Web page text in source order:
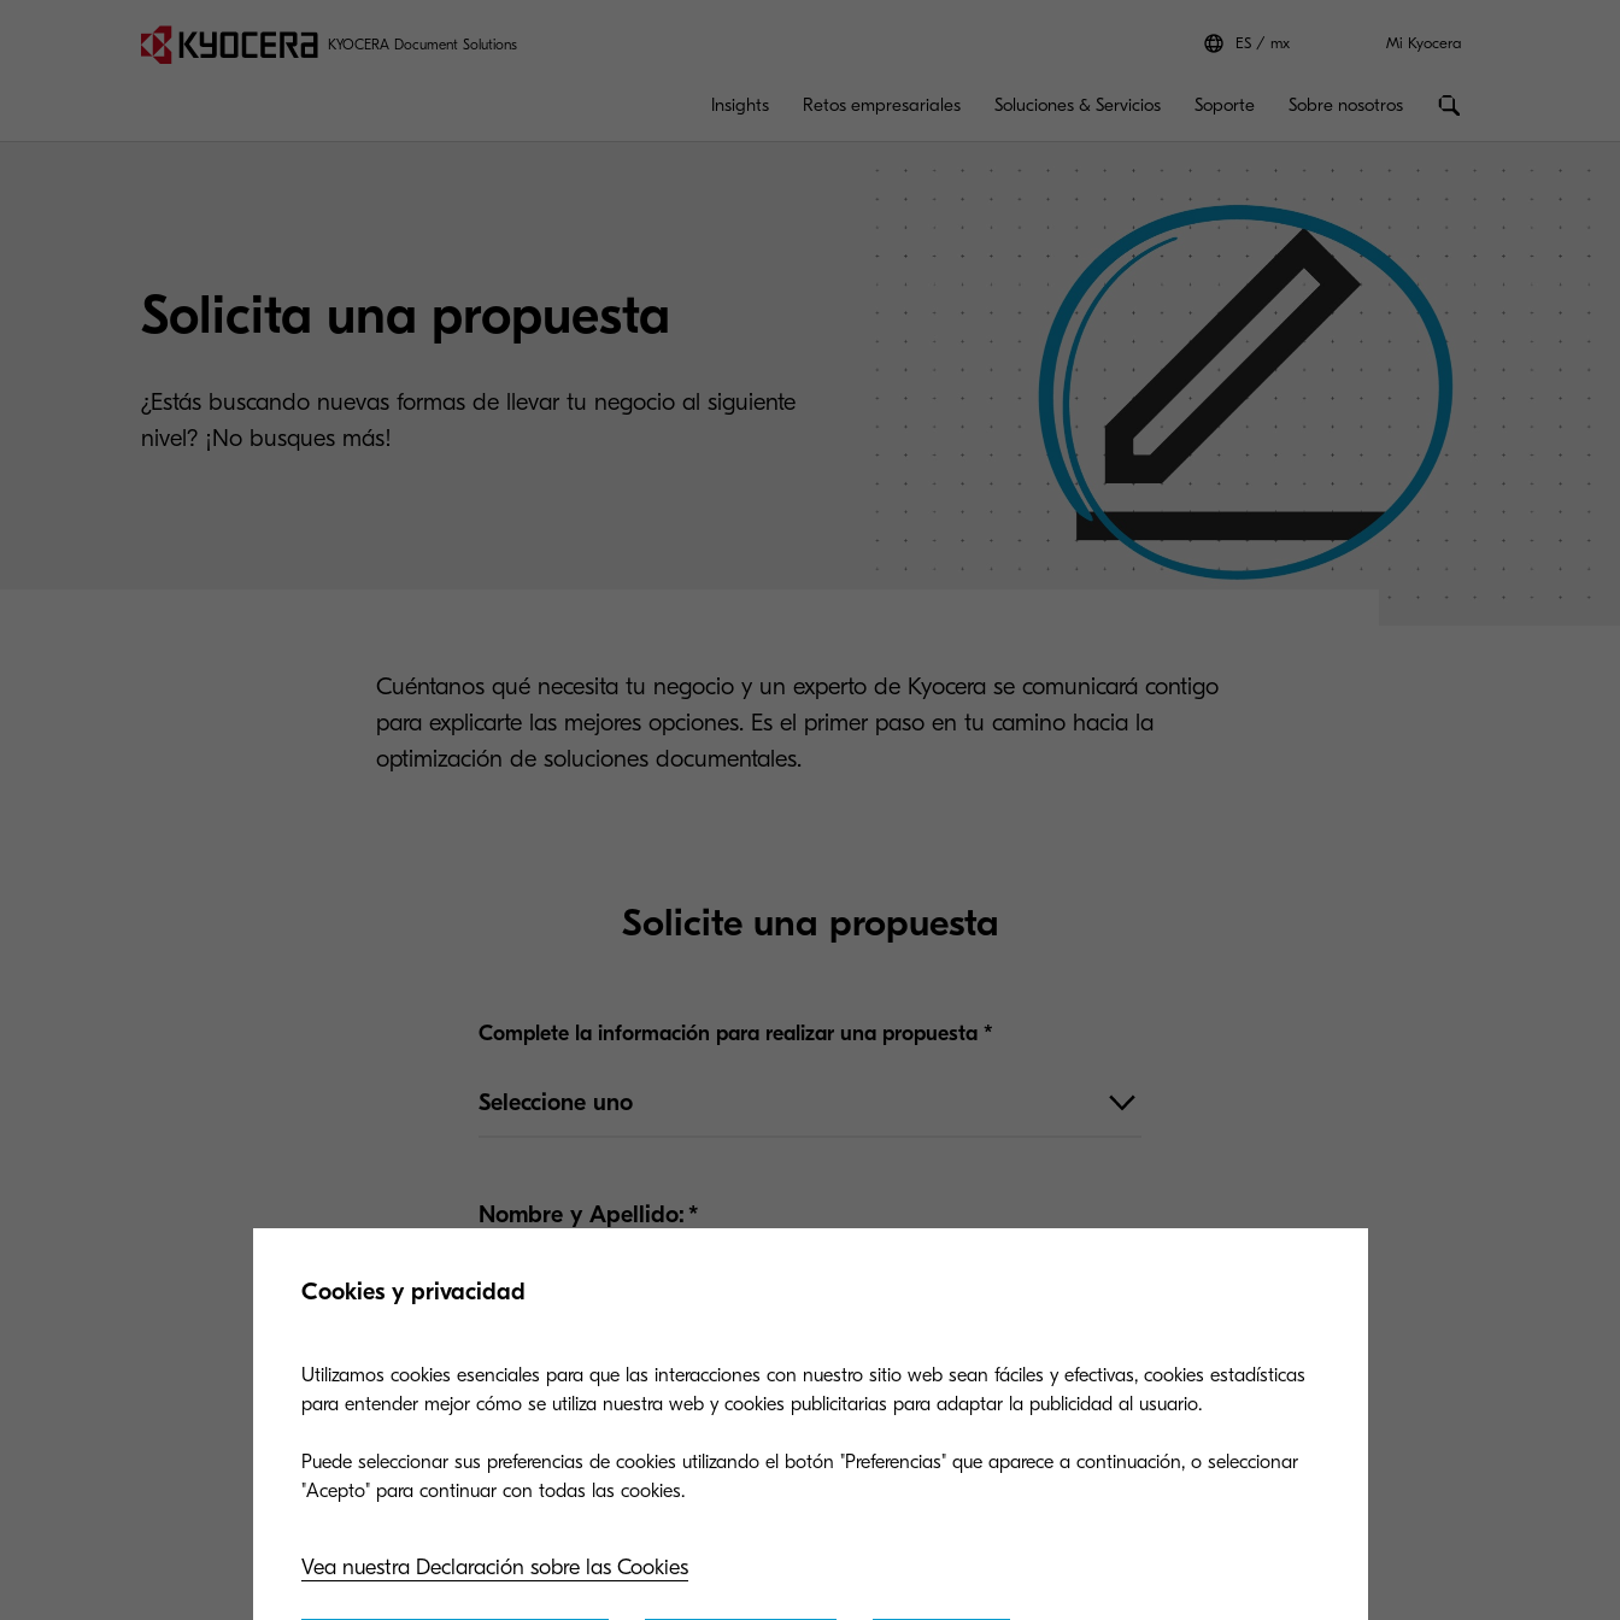
KYOCERA Document Solutions ES mx Mi Kyocera
Insights Retos empresariales Soluciones & Servicios Soporte Sobre nosotros
Solicita una propuesta
¿Estás buscando nuevas formas de llevar tu negocio al siguiente
nivel? ¡No busques más!
Cuéntanos qué necesita tu negocio y un experto de Kyocera se comunicará contigo
para explicarte las mejores opciones. Es el primer paso en tu camino hacia la
optimización de soluciones documentales.
Solicite una propuesta
Complete la información para realizar una propuesta
Seleccione uno
Nombre y Apellido:
Correo electrónico:
Cookies y privacidad
Utilizamos cookies esenciales para que las interacciones con nuestro sitio web sean fáciles y efectivas, cookies estadísticas
para entender mejor cómo se utiliza nuestra web y cookies publicitarias para adaptar la publicidad al usuario.
Puede seleccionar sus preferencias de cookies utilizando el botón "Preferencias" que aparece a continuación, o seleccionar
"Acepto" para continuar con todas las cookies.
Vea nuestra Declaración sobre las Cookies